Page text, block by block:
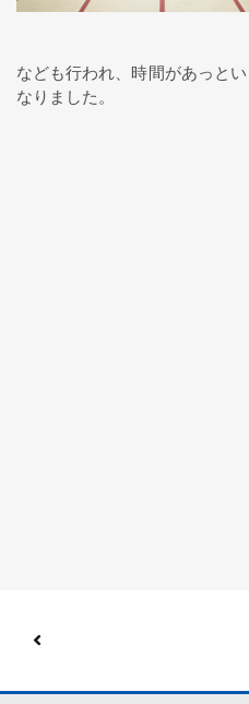
なども行われ、時間があっと
なりました。